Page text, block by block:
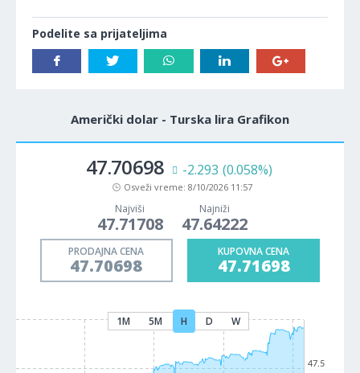
Podelite sa prijateljima
Američki dolar - Turska lira Grafikon
47.70698 -2.293 (0.058%)
Osveži vreme: 8/10/2026 11:57
Najviši
47.71708
Najniži
47.64222
PRODAJNA CENA
47.70698
KUPOVNA CENA
47.71698
1M 5M H D W
47.5